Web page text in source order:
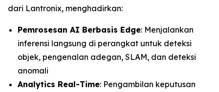
dari Lantronix, menghadirkan:
Pemrosesan AI Berbasis Edge: Menjalankan
inferensi langsung di perangkat untuk deteksi
objek, pengenalan adegan, SLAM, dan deteksi
anomali
Analytics Real-Time: Pengambilan keputusan